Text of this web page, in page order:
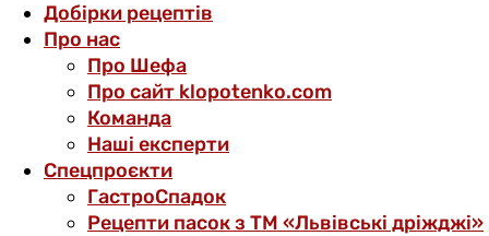
Добірки рецептів
Про нас
Про Шефа
Про сайт klopotenko.com
Команда
Наші експерти
Спецпроєкти
ГастроСпадок
Рецепти пасок з ТМ «Львівські дріжджі»